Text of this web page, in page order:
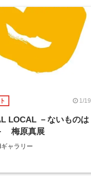
1/19
LOCAL －ないものは
梅原真展
ャラリー